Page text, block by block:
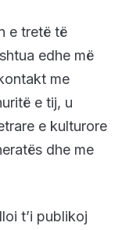
e tretë të
edhe më
me
e tij, u
e kulturore
dhe me
t’i publikoj